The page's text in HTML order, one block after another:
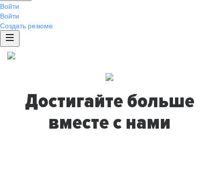
Войти
Войти
Создать резюме
Достигайте больше
вместе с нами